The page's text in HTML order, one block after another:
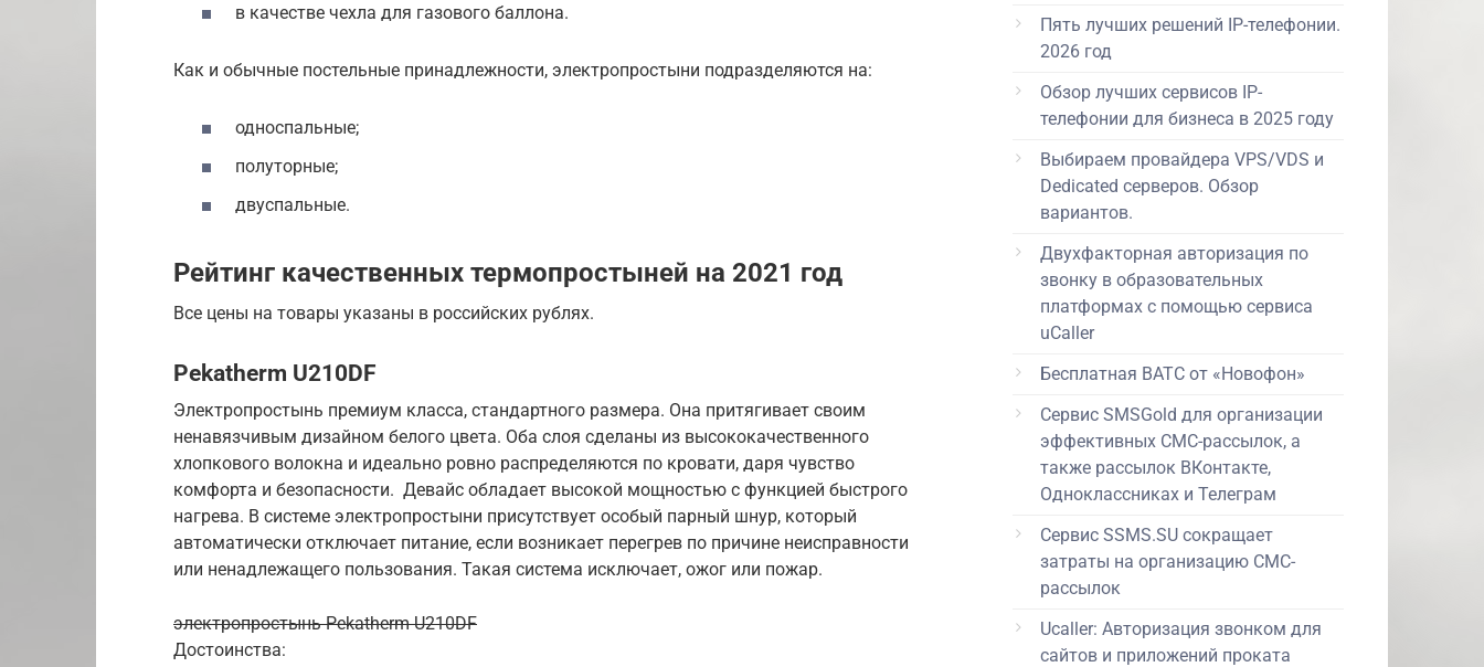
в качестве чехла для газового баллона.
Как и обычные постельные принадлежности, электропростыни подразделяются на:
односпальные;
полуторные;
двуспальные.
Рейтинг качественных термопростыней на 2021 год
Все цены на товары указаны в российских рублях.
Pekatherm U210DF
Электропростынь премиум класса, стандартного размера. Она притягивает своим
ненавязчивым дизайном белого цвета. Оба слоя сделаны из высококачественного
хлопкового волокна и идеально ровно распределяются по кровати, даря чувство
комфорта и безопасности. Девайс обладает высокой мощностью с функцией быстрого
нагрева. В системе электропростыни присутствует особый парный шнур, который
автоматически отключает питание, если возникает перегрев по причине неисправности
или ненадлежащего пользования. Такая система исключает, ожог или пожар.
электропростынь Pekatherm U210DF
Достоинства:
Пять лучших решений IP-телефонии.
2026 год
Обзор лучших сервисов IP-
телефонии для бизнеса в 2025 году
Выбираем провайдера VPS/VDS и
Dedicated серверов. Обзор
вариантов.
Двухфакторная авторизация по
звонку в образовательных
платформах с помощью сервиса
uCaller
Бесплатная ВАТС от «Новофон»
Сервис SMSGold для организации
эффективных СМС-рассылок, а
также рассылок ВКонтакте,
Одноклассниках и Телеграм
Сервис SSMS.SU сокращает
затраты на организацию СМС-
рассылок
Ucaller: Авторизация звонком для
сайтов и приложений проката